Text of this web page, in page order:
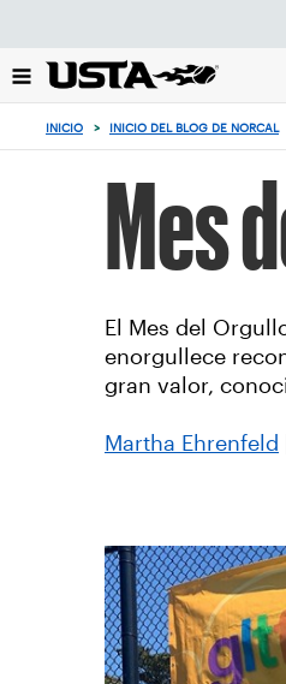
el
botón
INICIO > INICIO DEL BLOG DE NORCAL
Mes
El Mes del
enorgullece
gran valor,
Martha Ehrenfeld